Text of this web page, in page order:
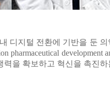
디지털 전환에 기반을 둔
development
을 확보하고 혁신을 촉진